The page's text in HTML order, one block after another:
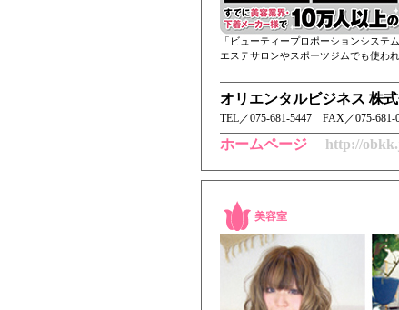
「ビューティープロポーションシステム
エステサロンやスポーツジムでも使われ
オリエンタルビジネス 株
TEL／ 075-681-5447 FAX／075-
ホームページ http://
美容室